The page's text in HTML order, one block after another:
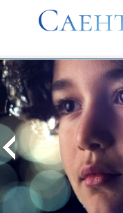
Л. Рон
Хаббард
Саентология?